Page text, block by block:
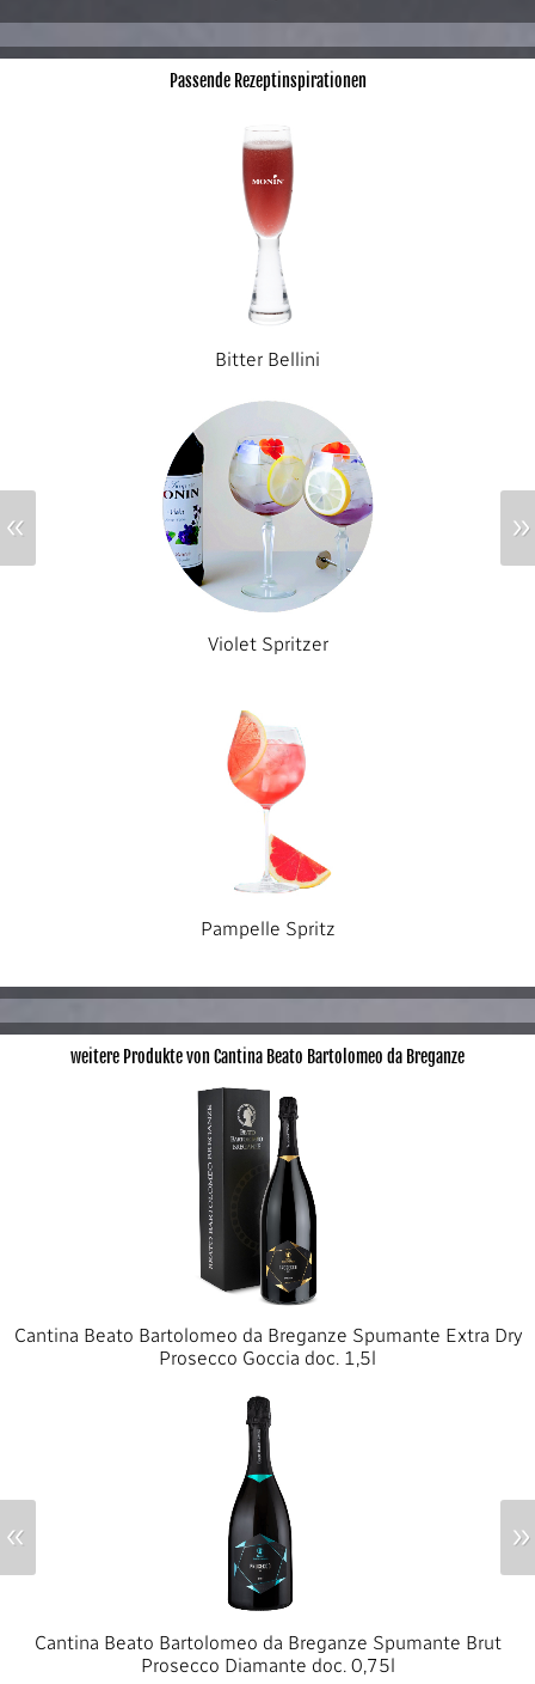
Passende Rezeptinspirationen
Bitter Bellini
Violet Spritzer
Pampelle Spritz
« »
weitere Produkte von Cantina Beato Bartolomeo da Breganze
Cantina Beato Bartolomeo da Breganze Spumante Extra Dry
Prosecco Goccia doc. 1,5l
Cantina Beato Bartolomeo da Breganze Spumante Brut
Prosecco Diamante doc. 0,75l
« »